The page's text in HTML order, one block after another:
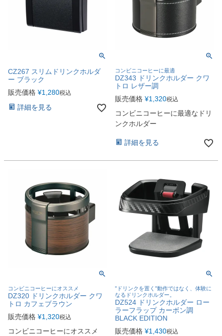
CZ267 スリムドリンクホルダ
ー ブラック
販売価格 ¥1,280税込
詳細を見る
コンビニコーヒーに最適
DZ343 ドリンクホルダー クワ
トロ レザー調
販売価格 ¥1,320税込
コンビニコーヒーに最適なドリ
ンクホルダー
詳細を見る
コンビニコーヒーにオススメ
DZ320 ドリンクホルダー クワ
トロ カフェブラウン
販売価格 ¥1,320税込
コンビニコーヒーにオススメ
”ドリンクを置く”動作ではなく、体験に
なるドリンクホルダー。
DZ524 ドリンクホルダー ロー
ラーフラップ カーボン調
BLACK EDITION
販売価格 ¥1,430税込